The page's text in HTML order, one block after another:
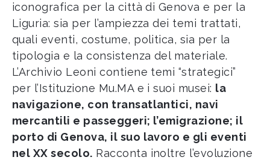
iconografica per la città di Genova e per la
Liguria: sia per l’ampiezza dei temi trattati,
quali eventi, costume, politica, sia per la
tipologia e la consistenza del materiale.
L’Archivio Leoni contiene temi “strategici”
per l’Istituzione Mu.MA e i suoi musei: la
navigazione, con transatlantici, navi
mercantili e passeggeri; l’emigrazione; il
porto di Genova, il suo lavoro e gli eventi
nel XX secolo. Racconta inoltre l’evoluzione